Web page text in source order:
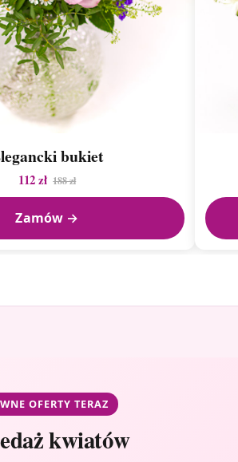
bukiet
112 zł 188 zł
Zamów →
OFERTY TERAZ
kwiatów